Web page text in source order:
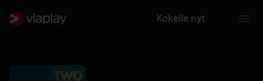
Kokeile nyt